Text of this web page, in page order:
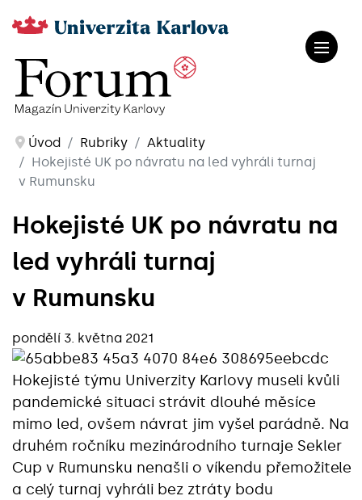
Úvod Rubriky
Aktuality
Hokejisté UK po návratu na led vyhráli turnaj
v Rumunsku
Hokejisté UK po návratu na
led vyhráli turnaj
v Rumunsku
pondělí 3. května 2021
Hokejisté týmu Univerzity Karlovy museli kvůli
pandemické situaci strávit dlouhé měsíce
mimo led, ovšem návrat jim vyšel parádně. Na
druhém ročníku mezinárodního turnaje Sekler
Cup v Rumunsku nenašli o víkendu přemožitele
a celý turnaj vyhráli bez ztráty bodu